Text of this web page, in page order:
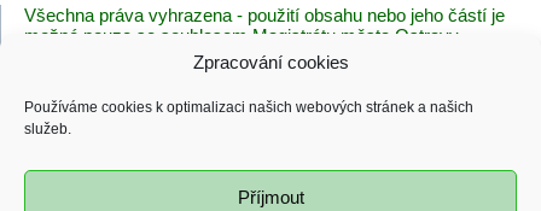
Zpracování cookies
Používáme cookies k optimalizaci našich webových stránek a našich
služeb.
Příjmout
Všechna práva vyhrazena - použití obsahu nebo jeho částí je
možné pouze se souhlasem Magistrátu města Ostravy.
Zásady cookies
Poslední změna